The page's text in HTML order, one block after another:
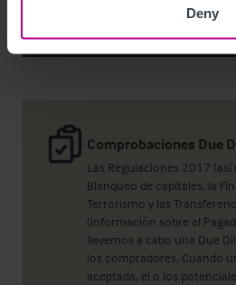
Deny
Comprobaciones Due
Las Regulaciones 2017
Blanqueo de capitales, la
Terrorismo y las
(información sobre el
llevemos a cabo una Due
los compradores. Cuando
aceptada, el o los
Contacto